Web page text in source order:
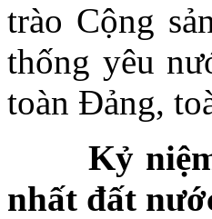
trào Cộng
thống yêu
toàn Đảng,
Kỷ
nhất đất